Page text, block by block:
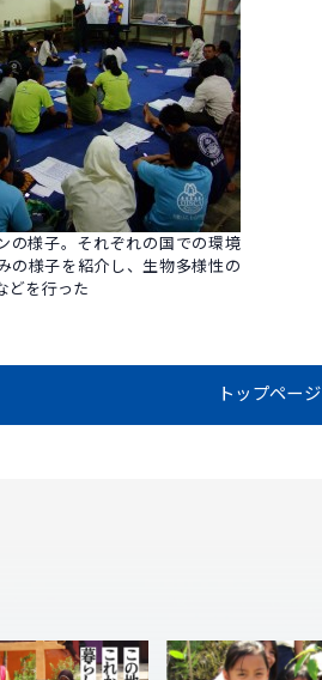
の様子。それぞれの国での環境
の様子を紹介し、生物多様性の
どを行った
トップページ